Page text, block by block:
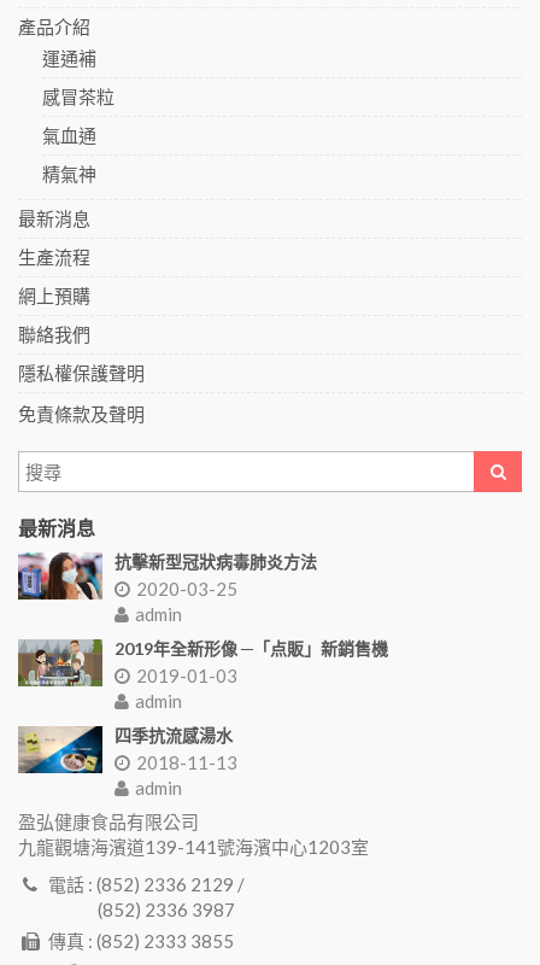
產品介紹
運通補
感冒茶粒
氣血通
精氣神
最新消息
生產流程
網上預購
聯絡我們
隱私權保護聲明
免責條款及聲明
最新消息
抗擊新型冠狀病毒肺炎方法
2020-03-25
admin
2019年全新形像 ─「点販」新銷售機
2019-01-03
admin
四季抗流感湯水
2018-11-13
admin
盈弘健康食品有限公司
九龍觀塘海濱道139-141號海濱中心1203室
電話 : (852) 2336 2129 /
(852) 2336 3987
傳真 : (852) 2333 3855